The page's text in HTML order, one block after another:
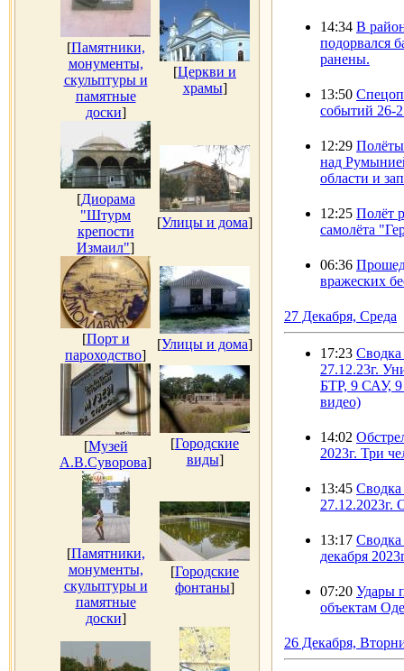
[Памятники,
монументы,
скульптуры и
памятные
доски]
[Церкви и
храмы]
[Диорама
"Штурм
крепости
Измаил"]
[Улицы и дома]
[Порт и
пароходство]
[Улицы и дома]
[Музей
А.В.Суворова]
[Городские
виды]
[Памятники,
монументы,
скульптуры и
памятные
доски]
[Городские
фонтаны]
14:34 В
подорвался
ранены.
13:50
событий 26-
12:29
над
области и
12:25 Полёт
самолёта
06:36
вражеских
27 Декабря, Среда
17:23
27.12.23г.
БТР, 9 САУ,
видео)
14:02
2023г. Три
13:45 Сводка
27.12.2023г.
13:17 Сводка
декабря
07:20 Удары
объектам
26 Декабря,